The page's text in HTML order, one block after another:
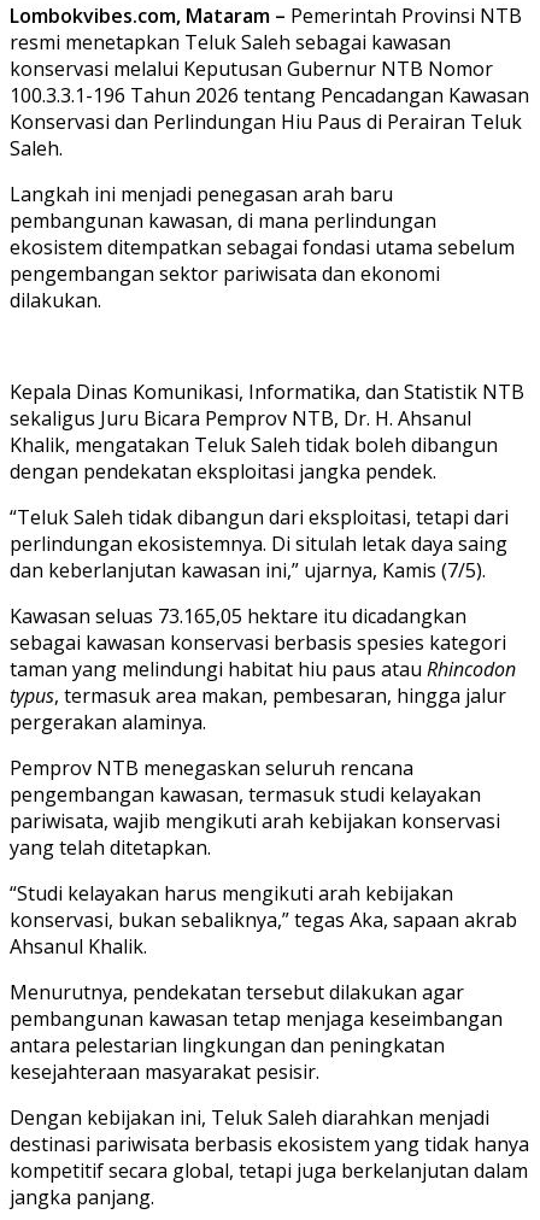
Lombokvibes.com, Mataram – Pemerintah Provinsi NTB
resmi menetapkan Teluk Saleh sebagai kawasan
konservasi melalui Keputusan Gubernur NTB Nomor
100.3.3.1-196 Tahun 2026 tentang Pencadangan Kawasan
Konservasi dan Perlindungan Hiu Paus di Perairan Teluk
Saleh.
Langkah ini menjadi penegasan arah baru
pembangunan kawasan, di mana perlindungan
ekosistem ditempatkan sebagai fondasi utama sebelum
pengembangan sektor pariwisata dan ekonomi
dilakukan.
Kepala Dinas Komunikasi, Informatika, dan Statistik NTB
sekaligus Juru Bicara Pemprov NTB, Dr. H. Ahsanul
Khalik, mengatakan Teluk Saleh tidak boleh dibangun
dengan pendekatan eksploitasi jangka pendek.
“Teluk Saleh tidak dibangun dari eksploitasi, tetapi dari
perlindungan ekosistemnya. Di situlah letak daya saing
dan keberlanjutan kawasan ini,” ujarnya, Kamis (7/5).
Kawasan seluas 73.165,05 hektare itu dicadangkan
sebagai kawasan konservasi berbasis spesies kategori
taman yang melindungi habitat hiu paus atau Rhincodon
typus, termasuk area makan, pembesaran, hingga jalur
pergerakan alaminya.
Pemprov NTB menegaskan seluruh rencana
pengembangan kawasan, termasuk studi kelayakan
pariwisata, wajib mengikuti arah kebijakan konservasi
yang telah ditetapkan.
“Studi kelayakan harus mengikuti arah kebijakan
konservasi, bukan sebaliknya,” tegas Aka, sapaan akrab
Ahsanul Khalik.
Menurutnya, pendekatan tersebut dilakukan agar
pembangunan kawasan tetap menjaga keseimbangan
antara pelestarian lingkungan dan peningkatan
kesejahteraan masyarakat pesisir.
Dengan kebijakan ini, Teluk Saleh diarahkan menjadi
destinasi pariwisata berbasis ekosistem yang tidak hanya
kompetitif secara global, tetapi juga berkelanjutan dalam
jangka panjang.